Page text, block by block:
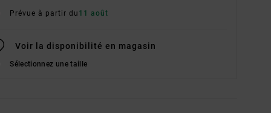
Prévue à partir du 11 août
Voir la disponibilité en magasin
Sélectionnez une taille